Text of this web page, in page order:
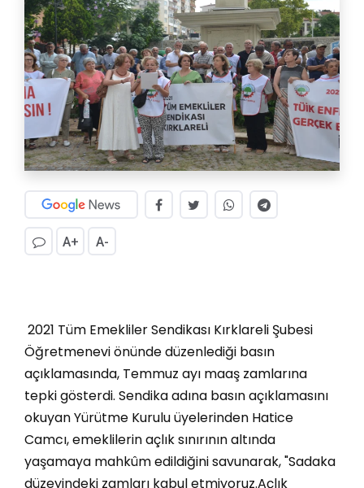
A+ A-
2021 Tüm Emekliler Sendikası Kırklareli Şubesi
Öğretmenevi önünde düzenlediği basın
açıklamasında, Temmuz ayı maaş zamlarına
tepki gösterdi. Sendika adına basın açıklamasını
okuyan Yürütme Kurulu üyelerinden Hatice
Camcı, emeklilerin açlık sınırının altında
yaşamaya mahkûm edildiğini savunarak, "Sadaka
düzeyindeki zamları kabul etmiyoruz.Açlık